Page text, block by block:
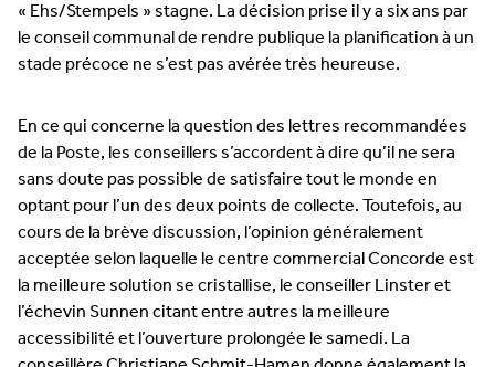
« Ehs/Stempels » stagne. La décision prise il y a six ans par
le conseil communal de rendre publique la planification à un
stade précoce ne s’est pas avérée très heureuse.
En ce qui concerne la question des lettres recommandées
de la Poste, les conseillers s’accordent à dire qu’il ne sera
sans doute pas possible de satisfaire tout le monde en
optant pour l’un des deux points de collecte. Toutefois, au
cours de la brève discussion, l’opinion généralement
acceptée selon laquelle le centre commercial Concorde est
la meilleure solution se cristallise, le conseiller Linster et
l’échevin Sunnen citant entre autres la meilleure
accessibilité et l’ouverture prolongée le samedi. La